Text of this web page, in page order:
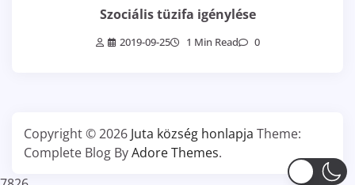
Szociális tüzifa igénylése
2019-09-25 1 Min Read 0
Copyright © 2026 Juta község honlapja Theme:
Complete Blog ByAdore Themes.